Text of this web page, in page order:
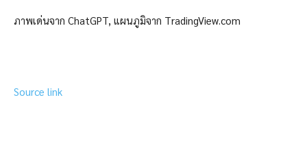
ภาพเด่นจาก ChatGPT, แผนภูมิจาก TradingView.com
Source link